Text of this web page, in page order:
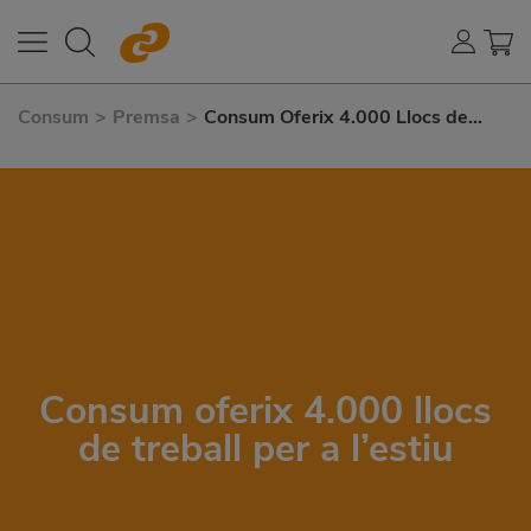
Consum > Premsa > Consum Oferix 4.000 Llocs de
Consum oferix 4.000 llocs
de treball per a l’estiu